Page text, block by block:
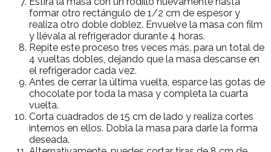
formar otro rectángulo de 1/2 cm de espesor y
realiza otro doble doblez. Envuelve la masa con film
y llévala al refrigerador durante 4 horas.
Repite este proceso tres veces más, para un total de
4 vueltas dobles, dejando que la masa descanse en
el refrigerador cada vez.
Antes de cerrar la última vuelta, esparce las gotas de
chocolate por toda la masa y completa la cuarta
vuelta.
Corta cuadrados de 15 cm de lado y realiza cortes
internos en ellos. Dobla la masa para darle la forma
deseada.